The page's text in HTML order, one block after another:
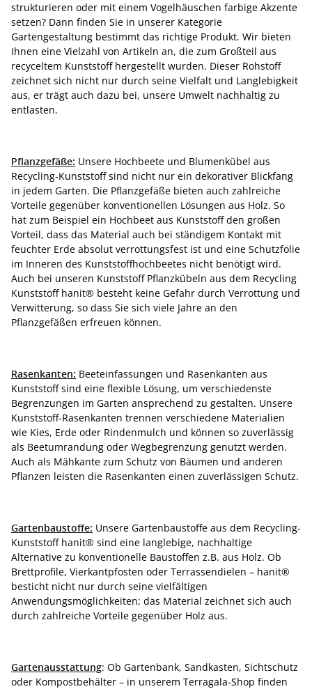
strukturieren oder mit einem Vogelhäuschen farbige Akzente
setzen? Dann finden Sie in unserer Kategorie
Gartengestaltung bestimmt das richtige Produkt. Wir bieten
Ihnen eine Vielzahl von Artikeln an, die zum Großteil aus
recyceltem Kunststoff hergestellt wurden. Dieser Rohstoff
zeichnet sich nicht nur durch seine Vielfalt und Langlebigkeit
aus, er trägt auch dazu bei, unsere Umwelt nachhaltig zu
entlasten.
Pflanzgefäße: Unsere Hochbeete und Blumenkübel aus
Recycling-Kunststoff sind nicht nur ein dekorativer Blickfang
in jedem Garten. Die Pflanzgefäße bieten auch zahlreiche
Vorteile gegenüber konventionellen Lösungen aus Holz. So
hat zum Beispiel ein Hochbeet aus Kunststoff den großen
Vorteil, dass das Material auch bei ständigem Kontakt mit
feuchter Erde absolut verrottungsfest ist und eine Schutzfolie
im Inneren des Kunststoffhochbeetes nicht benötigt wird.
Auch bei unseren Kunststoff Pflanzkübeln aus dem Recycling
Kunststoff hanit® besteht keine Gefahr durch Verrottung und
Verwitterung, so dass Sie sich viele Jahre an den
Pflanzgefäßen erfreuen können.
Rasenkanten: Beeteinfassungen und Rasenkanten aus
Kunststoff sind eine flexible Lösung, um verschiedenste
Begrenzungen im Garten ansprechend zu gestalten. Unsere
Kunststoff-Rasenkanten trennen verschiedene Materialien
wie Kies, Erde oder Rindenmulch und können so zuverlässig
als Beetumrandung oder Wegbegrenzung genutzt werden.
Auch als Mähkante zum Schutz von Bäumen und anderen
Pflanzen leisten die Rasenkanten einen zuverlässigen Schutz.
Gartenbaustoffe: Unsere Gartenbaustoffe aus dem Recycling-
Kunststoff hanit® sind eine langlebige, nachhaltige
Alternative zu konventionelle Baustoffen z.B. aus Holz. Ob
Brettprofile, Vierkantpfosten oder Terrassendielen – hanit®
besticht nicht nur durch seine vielfältigen
Anwendungsmöglichkeiten; das Material zeichnet sich auch
durch zahlreiche Vorteile gegenüber Holz aus.
Gartenausstattung: Ob Gartenbank, Sandkasten, Sichtschutz
oder Kompostbehälter – in unserem Terragala-Shop finden